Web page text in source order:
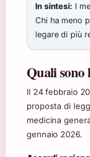
In sintesi: I
Chi ha meno
legare di più
Quali sono
Il 24 febbraio
proposta di
medicina
gennaio 2026.